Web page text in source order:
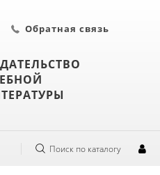
Обратная связь
Поиск по каталогу